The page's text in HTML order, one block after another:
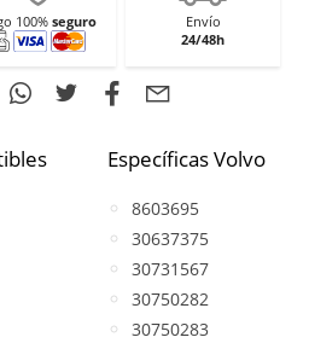
100% seguro
Envío
24/48h
Específicas Volvo
8603695
30637375
30731567
30750282
30750283